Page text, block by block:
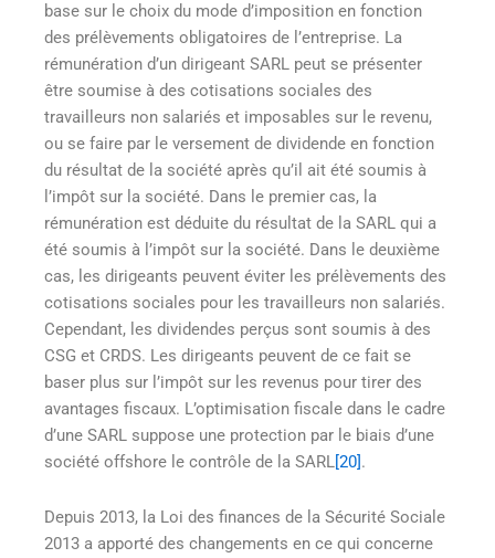
base sur le choix du mode d’imposition en fonction
des prélèvements obligatoires de l’entreprise. La
rémunération d’un dirigeant SARL peut se présenter
être soumise à des cotisations sociales des
travailleurs non salariés et imposables sur le revenu,
ou se faire par le versement de dividende en fonction
du résultat de la société après qu’il ait été soumis à
l’impôt sur la société. Dans le premier cas, la
rémunération est déduite du résultat de la SARL qui a
été soumis à l’impôt sur la société. Dans le deuxième
cas, les dirigeants peuvent éviter les prélèvements des
cotisations sociales pour les travailleurs non salariés.
Cependant, les dividendes perçus sont soumis à des
CSG et CRDS. Les dirigeants peuvent de ce fait se
baser plus sur l’impôt sur les revenus pour tirer des
avantages fiscaux. L’optimisation fiscale dans le cadre
d’une SARL suppose une protection par le biais d’une
société offshore le contrôle de la SARL[20].
Depuis 2013, la Loi des finances de la Sécurité Sociale
2013 a apporté des changements en ce qui concerne